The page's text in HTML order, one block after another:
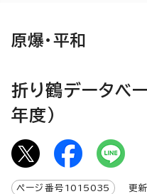
原爆・平和
折り鶴データベ
年度）
ページ番号 1015035 更新